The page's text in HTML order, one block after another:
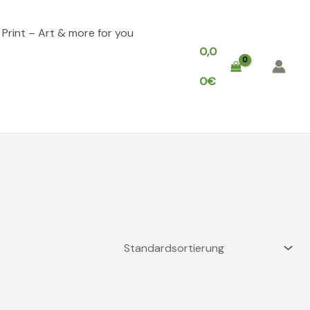
Print – Art & more for you
0,0
0€